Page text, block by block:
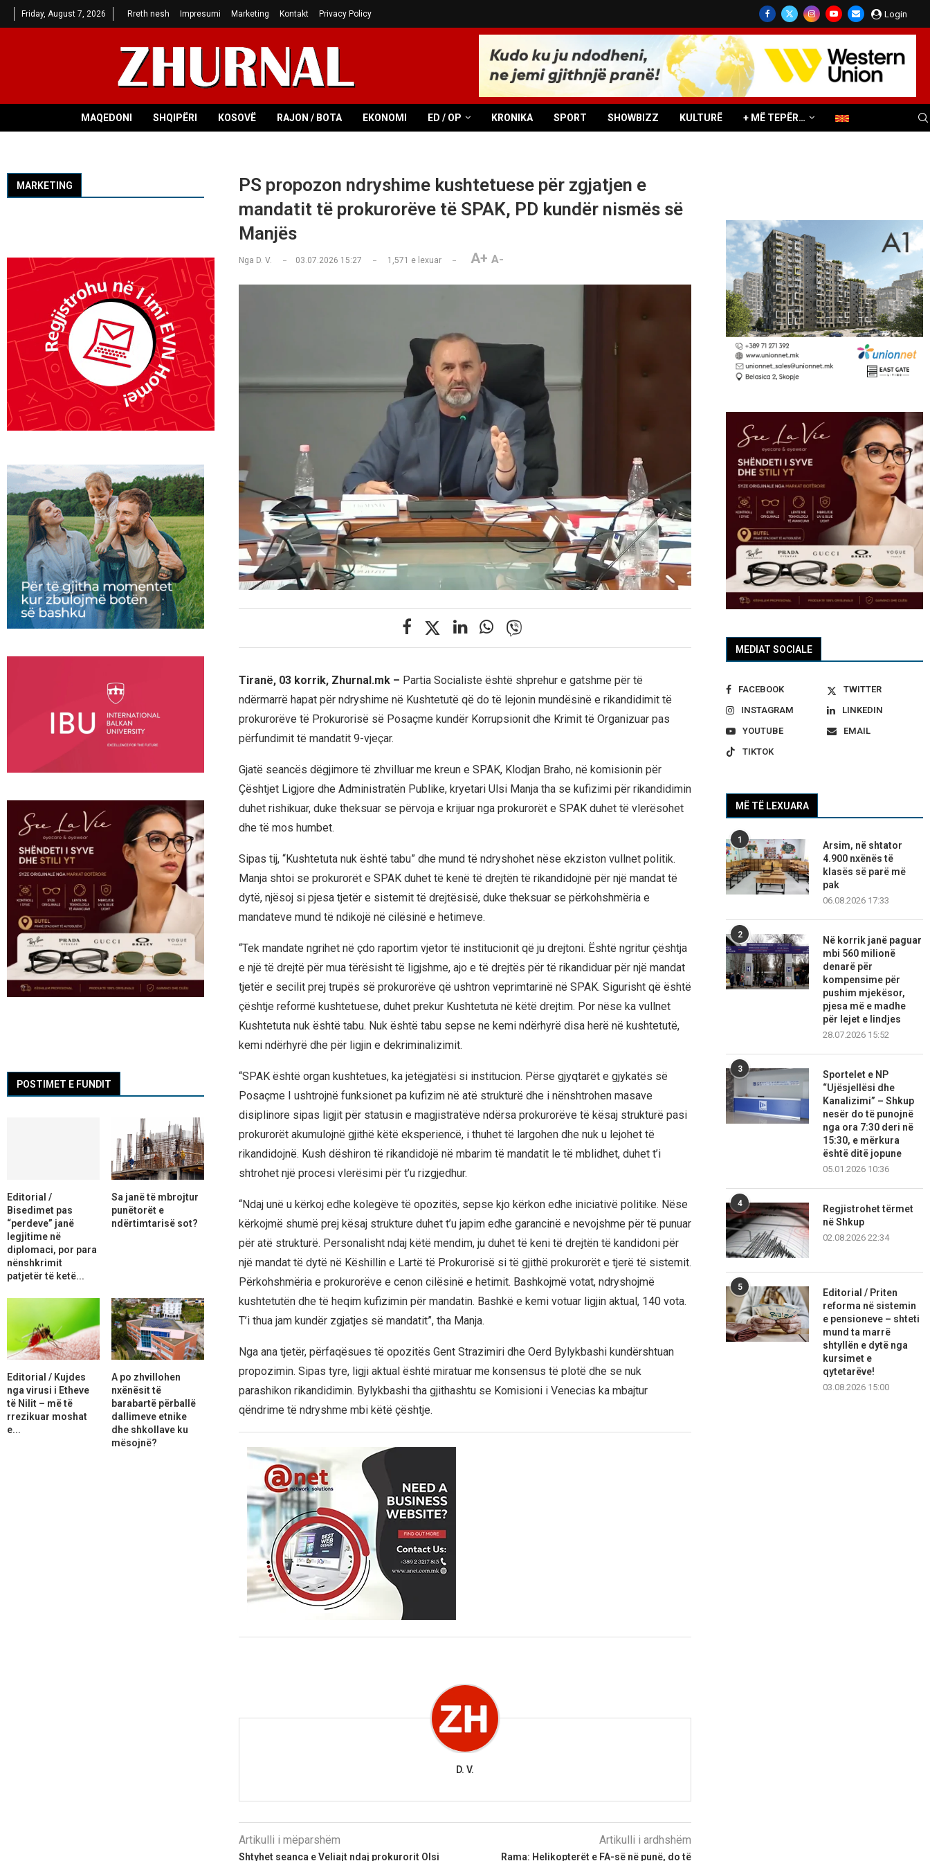
Friday, August 7, 2026 Rreth nesh Impresumi Marketing Kontakt Privacy Policy Login
MAQEDONI SHQIPËRI KOSOVË RAJON / BOTA EKONOMI ED / OP KRONIKA SPORT SHOWBIZZ KULTURË + MË TEPËR…
PS propozon ndryshime kushtetuese për zgjatjen e
mandatit të prokurorëve të SPAK, PD kundër nismës së
Manjës
Nga D. V. 03.07.2026 15:27 1,571 e lexuar A+ A-
Tiranë, 03 korrik, Zhurnal.mk – Partia Socialiste është shprehur e gatshme për të
ndërmarrë hapat për ndryshime në Kushtetutë që do të lejonin mundësinë e rikandidimit të
prokurorëve të Prokurorisë së Posaçme kundër Korrupsionit dhe Krimit të Organizuar pas
përfundimit të mandatit 9-vjeçar.
Gjatë seancës dëgjimore të zhvilluar me kreun e SPAK, Klodjan Braho, në komisionin për
Çështjet Ligjore dhe Administratën Publike, kryetari Ulsi Manja tha se kufizimi për rikandidimin
duhet rishikuar, duke theksuar se përvoja e krijuar nga prokurorët e SPAK duhet të vlerësohet
dhe të mos humbet.
Sipas tij, “Kushtetuta nuk është tabu” dhe mund të ndryshohet nëse ekziston vullnet politik.
Manja shtoi se prokurorët e SPAK duhet të kenë të drejtën të rikandidojnë për një mandat të
dytë, njësoj si pjesa tjetër e sistemit të drejtësisë, duke theksuar se përkohshmëria e
mandateve mund të ndikojë në cilësinë e hetimeve.
“Tek mandate ngrihet në çdo raportim vjetor të institucionit që ju drejtoni. Është ngritur çështja
e një të drejtë për mua tërësisht të ligjshme, ajo e të drejtës për të rikandiduar për një mandat
tjetër e secilit prej trupës së prokurorëve që ushtron veprimtarinë në SPAK. Sigurisht që është
çështje reformë kushtetuese, duhet prekur Kushtetuta në këtë drejtim. Por nëse ka vullnet
Kushtetuta nuk është tabu. Nuk është tabu sepse ne kemi ndërhyrë disa herë në kushtetutë,
kemi ndërhyrë dhe për ligjin e dekriminalizimit.
“SPAK është organ kushtetues, ka jetëgjatësi si institucion. Përse gjyqtarët e gjykatës së
Posaçme I ushtrojnë funksionet pa kufizim në atë strukturë dhe i nënshtrohen masave
disiplinore sipas ligjit për statusin e magjistratëve ndërsa prokurorëve të kësaj strukturë pasi
prokurorët akumulojnë gjithë këtë eksperiencë, i thuhet të largohen dhe nuk u lejohet të
rikandidojnë. Kush dëshiron të rikandidojë në mbarim të mandatit le të mblidhet, duhet t’i
shtrohet një procesi vlerësimi për t’u rizgjedhur.
“Ndaj unë u kërkoj edhe kolegëve të opozitës, sepse kjo kërkon edhe iniciativë politike. Nëse
kërkojmë shumë prej kësaj strukture duhet t’u japim edhe garancinë e nevojshme për të punuar
për atë strukturë. Personalisht ndaj këtë mendim, ju duhet të keni të drejtën të kandidoni për
një mandat të dytë në Këshillin e Lartë të Prokurorisë si të gjithë prokurorët e tjerë të sistemit.
Përkohshmëria e prokurorëve e cenon cilësinë e hetimit. Bashkojmë votat, ndryshojmë
kushtetutën dhe të heqim kufizimin për mandatin. Bashkë e kemi votuar ligjin aktual, 140 vota.
T’i thua jam kundër zgjatjes së mandatit”, tha Manja.
Nga ana tjetër, përfaqësues të opozitës Gent Strazimiri dhe Oerd Bylykbashi kundërshtuan
propozimin. Sipas tyre, ligji aktual është miratuar me konsensus të plotë dhe se nuk
parashikon rikandidimin. Bylykbashi tha gjithashtu se Komisioni i Venecias ka mbajtur
qëndrime të ndryshme mbi këtë çështje.
D. V.
Artikulli i mëparshëm
Shtyhet seanca e Veliajt ndaj prokurorit Olsi
Artikulli i ardhshëm
Rama: Helikopterët e FA-së në punë, do të
MEDIAT SOCIALE
FACEBOOK
TWITTER
INSTAGRAM
LINKEDIN
YOUTUBE
EMAIL
TIKTOK
MË TË LEXUARA
1
Arsim, në shtator
4.900 nxënës të
klasës së parë më
pak
06.08.2026 17:33
2
Në korrik janë paguar
mbi 560 milionë
denarë për
kompensime për
pushim mjekësor,
pjesa më e madhe
për lejet e lindjes
28.07.2026 15:52
3
Sportelet e NP
“Ujësjellësi dhe
Kanalizimi” – Shkup
nesër do të punojnë
nga ora 7:30 deri në
15:30, e mërkura
është ditë jopune
05.01.2026 10:36
4
Regjistrohet tërmet
në Shkup
02.08.2026 22:34
5
Editorial / Priten
reforma në sistemin
e pensioneve – shteti
mund ta marrë
shtyllën e dytë nga
kursimet e
qytetarëve!
03.08.2026 15:00
MARKETING
POSTIMET E FUNDIT
Editorial /
Bisedimet pas
“perdeve” janë
legjitime në
diplomaci, por para
nënshkrimit
patjetër të ketë...
Sa janë të mbrojtur
punëtorët e
ndërtimtarisë sot?
Editorial / Kujdes
nga virusi i Etheve
të Nilit – më të
rrezikuar moshat
e...
A po zhvillohen
nxënësit të
barabartë përballë
dallimeve etnike
dhe shkollave ku
mësojnë?